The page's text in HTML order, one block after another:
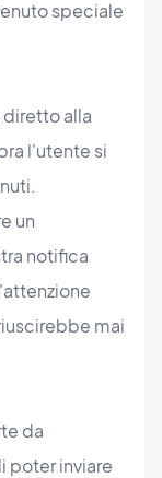
speciale
diretto alla
l'utente si
un
notifica
mai
da
poter inviare